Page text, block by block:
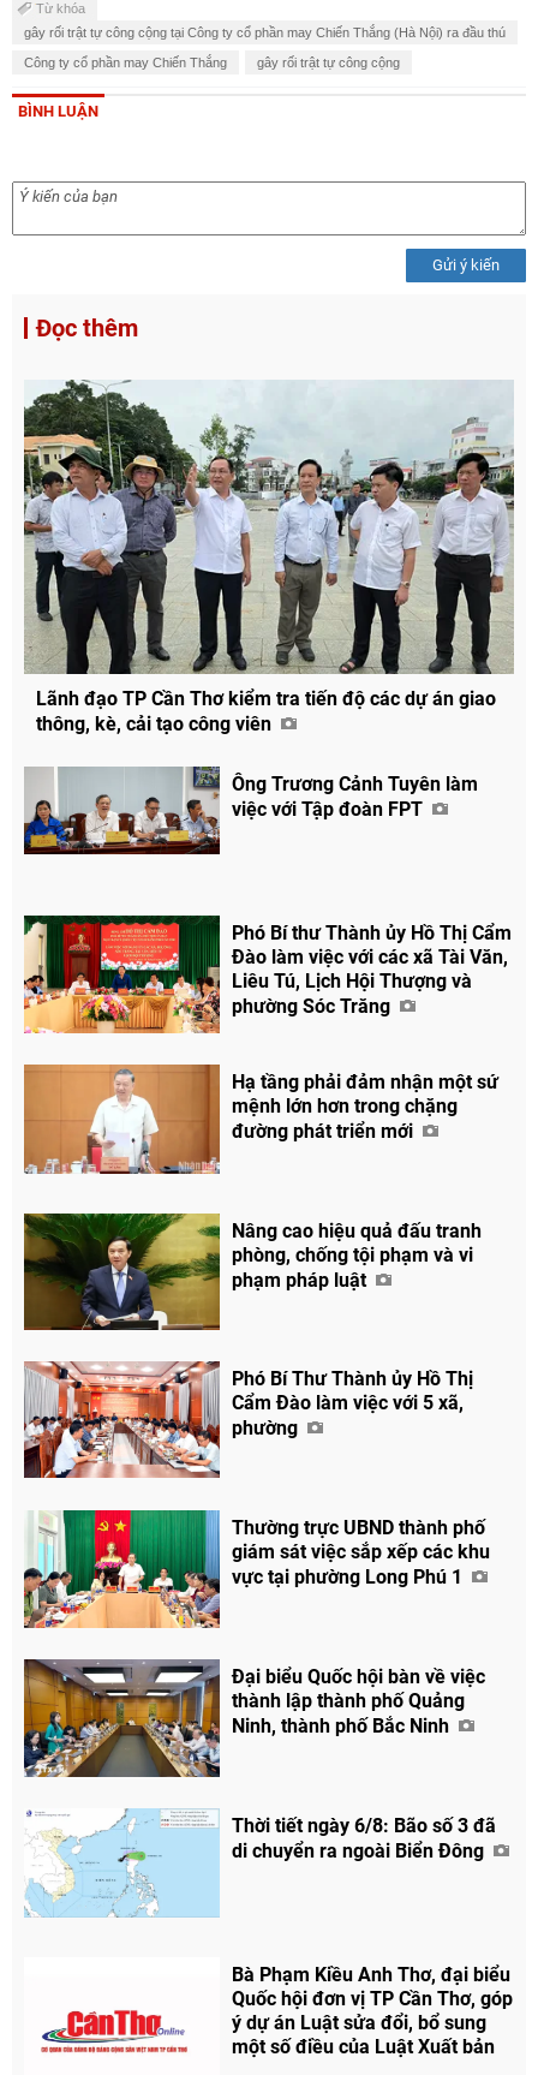
Chia sẻ
Từ khóa
gây rối trật tự công cộng tại Công ty cổ phần may Chiến Thắng (Hà Nội) ra đầu thú
Công ty cổ phần may Chiến Thắng gây rối trật tự công cộng
BÌNH LUẬN
Gửi ý kiến
Đọc thêm
Lãnh đạo TP Cần Thơ kiểm tra tiến độ các dự án giao
thông, kè, cải tạo công viên
Ông Trương Cảnh Tuyên làm
việc với Tập đoàn FPT
Phó Bí thư Thành ủy Hồ Thị Cẩm
Đào làm việc với các xã Tài Văn,
Liêu Tú, Lịch Hội Thượng và
phường Sóc Trăng
Hạ tầng phải đảm nhận một sứ
mệnh lớn hơn trong chặng
đường phát triển mới
Nâng cao hiệu quả đấu tranh
phòng, chống tội phạm và vi
phạm pháp luật
Phó Bí Thư Thành ủy Hồ Thị
Cẩm Đào làm việc với 5 xã,
phường
Thường trực UBND thành phố
giám sát việc sắp xếp các khu
vực tại phường Long Phú 1
Đại biểu Quốc hội bàn về việc
thành lập thành phố Quảng
Ninh, thành phố Bắc Ninh
Thời tiết ngày 6/8: Bão số 3 đã
di chuyển ra ngoài Biển Đông
Bà Phạm Kiều Anh Thơ, đại biểu
Quốc hội đơn vị TP Cần Thơ, góp
ý dự án Luật sửa đổi, bổ sung
một số điều của Luật Xuất bản